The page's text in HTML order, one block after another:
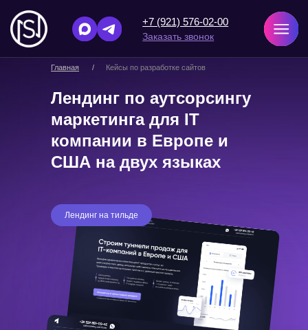
Заказать звонок
+7 (921) 576-02-00
Лендинг по аутсорсингу
маркетинга для IT
компании в Европе и
США на двух языках
Лендинг на тильде
Главная / Кейсы по разработке сайтов